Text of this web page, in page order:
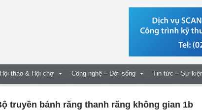
Hội thảo & Hội chợ Công nghệ – Đời sống Tin tức – Sự
truyền bánh răng thanh răng không gian 1b